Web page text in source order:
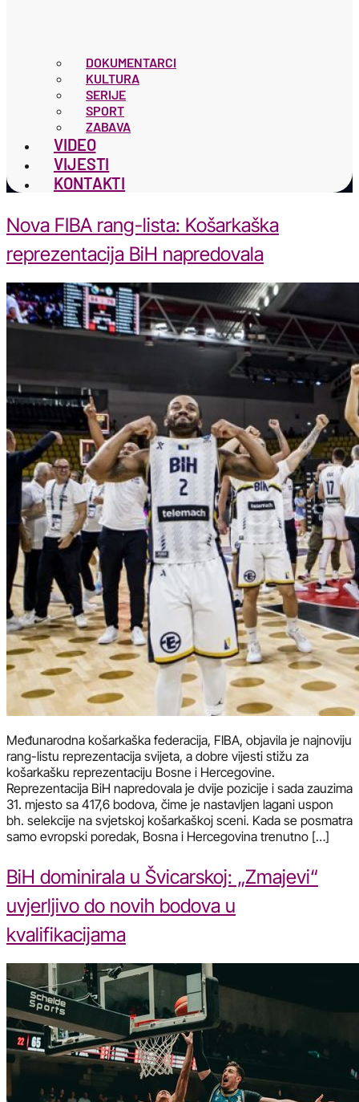
DOKUMENTARCI
KULTURA
SERIJE
SPORT
ZABAVA
VIDEO
VIJESTI
KONTAKTI
Nova FIBA rang-lista: Košarkaška
reprezentacija BiH napredovala
Međunarodna košarkaška federacija, FIBA, objavila je najnoviju
rang-listu reprezentacija svijeta, a dobre vijesti stižu za
košarkašku reprezentaciju Bosne i Hercegovine.
Reprezentacija BiH napredovala je dvije pozicije i sada zauzima
31. mjesto sa 417,6 bodova, čime je nastavljen lagani uspon
bh. selekcije na svjetskoj košarkaškoj sceni. Kada se posmatra
samo evropski poredak, Bosna i Hercegovina trenutno […]
BiH dominirala u Švicarskoj: „Zmajevi“
uvjerljivo do novih bodova u
kvalifikacijama